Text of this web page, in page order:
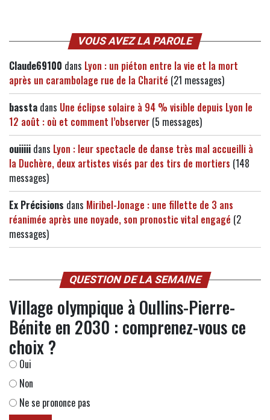
VOUS AVEZ LA PAROLE
Claude69100 dans Lyon : un piéton entre la vie et la mort
après un carambolage rue de la Charité (21 messages)
bassta dans Une éclipse solaire à 94 % visible depuis Lyon le
12 août : où et comment l’observer (5 messages)
ouiiiii dans Lyon : leur spectacle de danse très mal accueilli à
la Duchère, deux artistes visés par des tirs de mortiers (148
messages)
Ex Précisions dans Miribel-Jonage : une fillette de 3 ans
réanimée après une noyade, son pronostic vital engagé (2
messages)
QUESTION DE LA SEMAINE
Village olympique à Oullins-Pierre-
Bénite en 2030 : comprenez-vous ce
choix ?
Oui
Non
Ne se prononce pas